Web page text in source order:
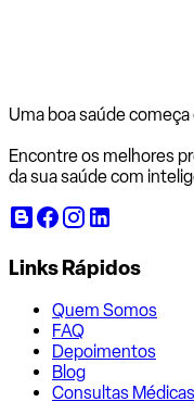
Uma boa saúde começa
Encontre os melhores
da sua saúde com
Links Rápidos
Quem Somos
FAQ
Depoimentos
Blog
Consultas Médicas